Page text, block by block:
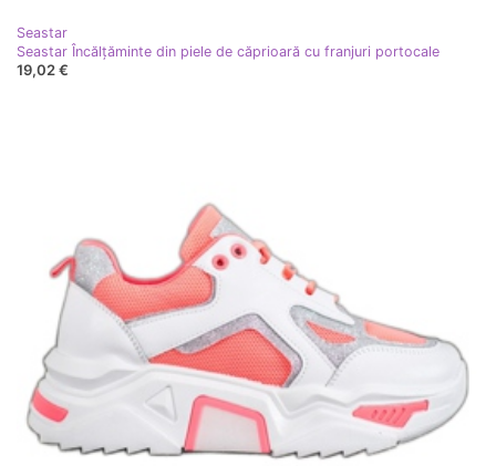
Seastar
Seastar Încălțăminte din piele de căprioară cu franjuri portocale
19,02 €